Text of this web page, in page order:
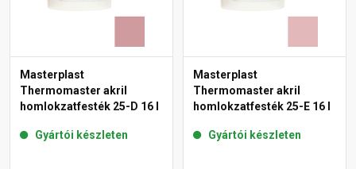
Masterplast
Thermomaster akril
homlokzatfesték 25-D 16 l
Gyártói készleten
Masterplast
Thermomaster akril
homlokzatfesték 25-E 16 l
Gyártói készleten